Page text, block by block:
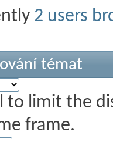
2 users
témat
to limit the
frame.